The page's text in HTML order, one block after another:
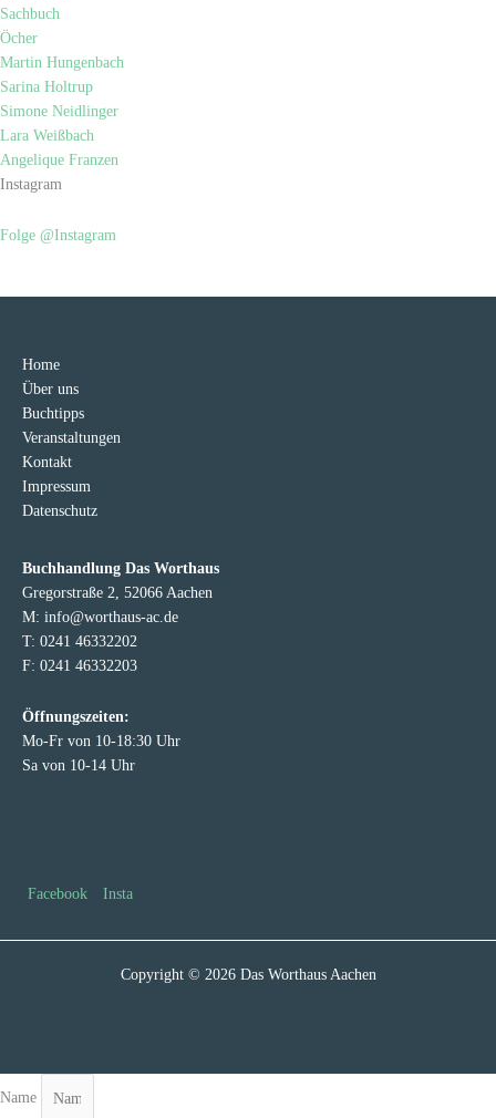
Sachbuch
Öcher
Martin Hungenbach
Sarina Holtrup
Simone Neidlinger
Lara Weißbach
Angelique Franzen
Instagram
Folge @Instagram
Home
Über uns
Buchtipps
Veranstaltungen
Kontakt
Impressum
Datenschutz
Buchhandlung Das Worthaus
Gregorstraße 2, 52066 Aachen
M: info@worthaus-ac.de
T: 0241 46332202
F: 0241 46332203
Öffnungszeiten:
Mo-Fr von 10-18:30 Uhr
Sa von 10-14 Uhr
Facebook Insta
Copyright © 2026 Das Worthaus Aachen
Name